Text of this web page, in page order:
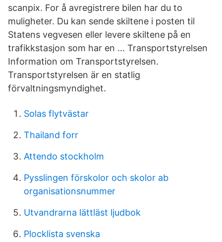
scanpix. For å avregistrere bilen har du to
muligheter. Du kan sende skiltene i posten til
Statens vegvesen eller levere skiltene på en
trafikkstasjon som har en … Transportstyrelsen
Information om Transportstyrelsen.
Transportstyrelsen är en statlig
förvaltningsmyndighet.
Solas flytvästar
Thailand forr
Attendo stockholm
Pysslingen förskolor och skolor ab
organisationsnummer
Utvandrarna lättläst ljudbok
Plocklista svenska